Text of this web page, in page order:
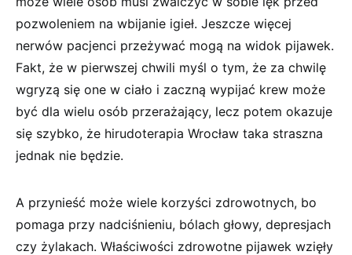
pozwoleniem na wbijanie igieł. Jeszcze więcej
nerwów pacjenci przeżywać mogą na widok pijawek.
Fakt, że w pierwszej chwili myśl o tym, że za chwilę
wgryzą się one w ciało i zaczną wypijać krew może
być dla wielu osób przerażający, lecz potem okazuje
się szybko, że hirudoterapia Wrocław taka straszna
jednak nie będzie.
A przynieść może wiele korzyści zdrowotnych, bo
pomaga przy nadciśnieniu, bólach głowy, depresjach
czy żylakach. Właściwości zdrowotne pijawek wzięły